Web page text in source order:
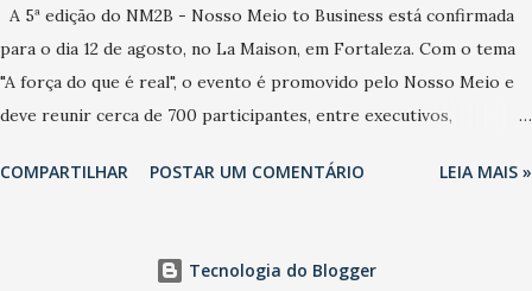
A 5ª edição do NM2B - Nosso Meio to Business está confirmada
para o dia 12 de agosto, no La Maison, em Fortaleza. Com o tema
"A força do que é real", o evento é promovido pelo Nosso Meio e
deve reunir cerca de 700 participantes, entre executivos,
Desde 2022, o NM2B consolidou-se como um dos principais
Banco do Nordeste, LinkedIn, VISA, Grupo 3corações, TikTok e M.
COMPARTILHAR POSTAR UM COMENTÁRIO LEIA MAIS »
Tecnologia do Blogger